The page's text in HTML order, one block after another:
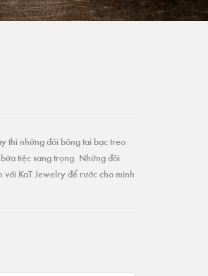
thì những đôi bông tai bạc treo
tiệc sang trọng. Những đôi
KaT Jewelry để rước cho mình